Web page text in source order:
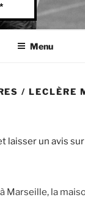
Menu
/ LECLÈRE
laisser un avis
Marseille, la